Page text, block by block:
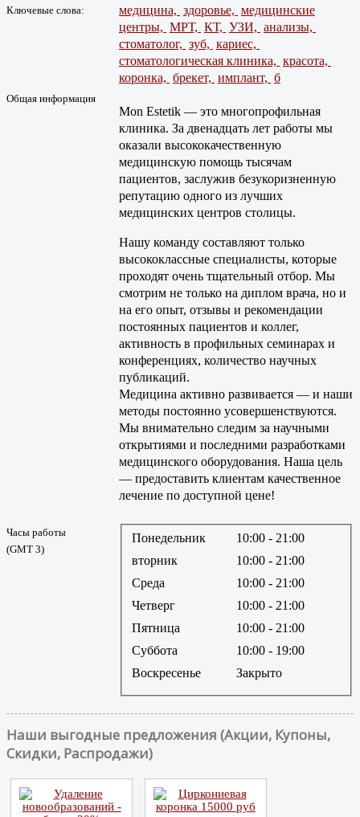
Ключевые слова: медицина, здоровье, медицинские
центры, МРТ, КТ, УЗИ, анализы,
стоматолог, зуб, кариес,
стоматологическая клиника, красота,
коронка, брекет, имплант, б
Общая информация
Mon Estetik — это многопрофильная
клиника. За двенадцать лет работы мы
оказали высококачественную
медицинскую помощь тысячам
пациентов, заслужив безукоризненную
репутацию одного из лучших
медицинских центров столицы.
Нашу команду составляют только
высококлассные специалисты, которые
проходят очень тщательный отбор. Мы
смотрим не только на диплом врача, но и
на его опыт, отзывы и рекомендации
постоянных пациентов и коллег,
активность в профильных семинарах и
конференциях, количество научных
публикаций.
Медицина активно развивается — и наши
методы постоянно усовершенствуются.
Мы внимательно следим за научными
открытиями и последними разработками
медицинского оборудования. Наша цель
— предоставить клиентам качественное
лечение по доступной цене!
Часы работы
(GMT 3)
Понедельник 10:00 - 21:00
вторник
10:00 - 21:00
Среда
10:00 - 21:00
Четверг
10:00 - 21:00
Пятница
10:00 - 21:00
Суббота
10:00 - 19:00
Воскресенье
Закрыто
Наши выгодные предложения (Акции, Купоны,
Скидки, Распродажи)